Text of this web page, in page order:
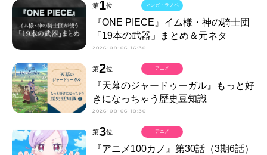
第1位
『ONE PIECE』イム様・神の騎士団
「19本の武器」まとめ＆元ネタ
2026-08-06 16:30
マンガ・ラノベ
第2位
『天幕のジャードゥーガル』もっと好
きになっちゃう歴史豆知識
2026-08-06 18:30
アニメ
第3位
『アニメ100カノ』第30話（3期6話）
アニメ